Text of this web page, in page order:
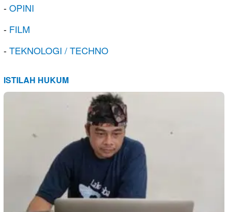
-OPINI
- FILM
-TEKNOLOGI / TECHNO
ISTILAH HUKUM